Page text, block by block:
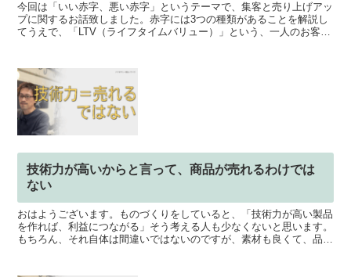
今回は「いい赤字、悪い赤字」というテーマで、集客と売り上げアッ
プに関するお話致しました。赤字には3つの種類があることを解説し
てうえで、「LTV（ライフタイムバリュー）」という、一人のお客様
技術力が高いからと言って、商品が売れるわけでは
ない
おはようございます。ものづくりをしていると、「技術力が高い製品
を作れば、利益につながる」そう考える人も少なくないと思います。
もちろん、それ自体は間違いではないのですが、素材も良くて、品質